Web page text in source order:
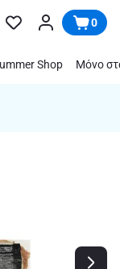
0
Shop Μόνο